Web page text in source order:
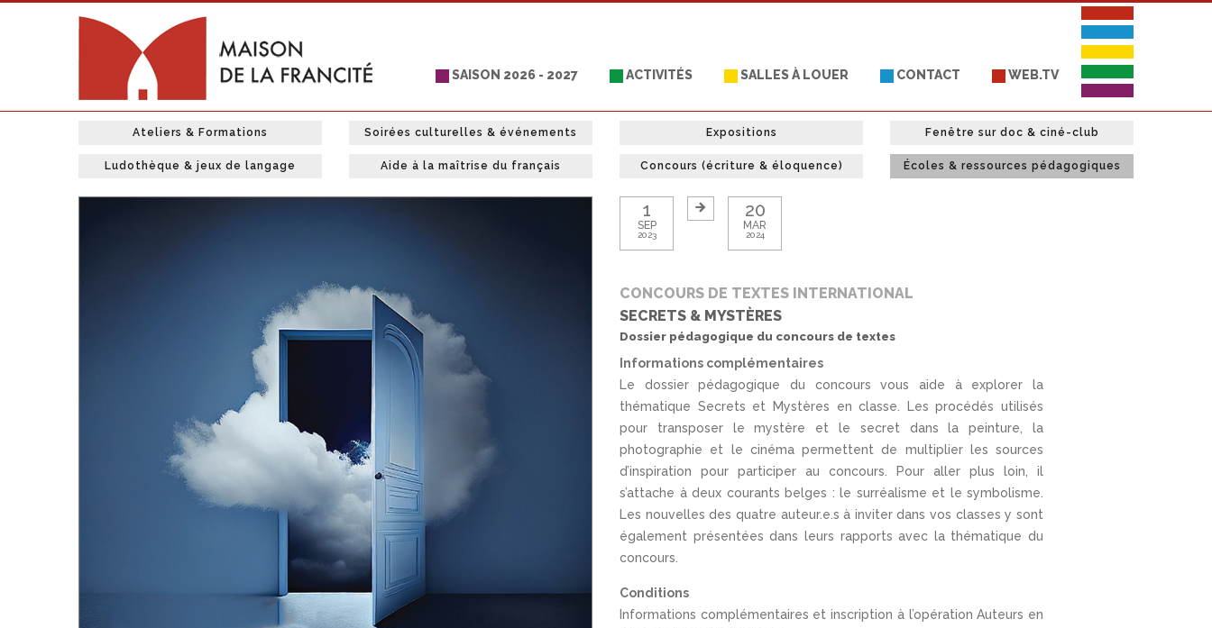
SAISON 2026 - 2027 ACTIVITÉS SALLES À LOUER CONTACT WEB.TV
Ateliers & Formations Soirées culturelles & événements Expositions Fenêtre sur doc & ciné-club
Ludothèque & jeux de langage Aide à la maîtrise du français Concours (écriture & éloquence) Écoles & ressources pédagogiques
1
SEP
2023
20
MAR
2024
CONCOURS DE TEXTES INTERNATIONAL
SECRETS & MYSTÈRES
Dossier pédagogique du concours de textes
Informations complémentaires
Le dossier pédagogique du concours vous aide à explorer la
thématique Secrets et Mystères en classe. Les procédés utilisés
pour transposer le mystère et le secret dans la peinture, la
photographie et le cinéma permettent de multiplier les sources
d’inspiration pour participer au concours. Pour aller plus loin, il
s’attache à deux courants belges : le surréalisme et le symbolisme.
Les nouvelles des quatre auteur.e.s à inviter dans vos classes y sont
également présentées dans leurs rapports avec la thématique du
concours.
Conditions
Informations complémentaires et inscription à l’opération Auteurs en